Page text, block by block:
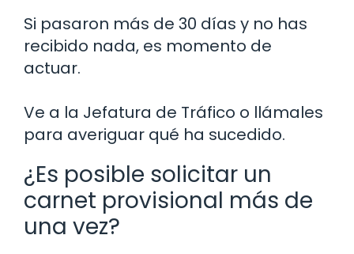
Si pasaron más de 30 días y no has
recibido nada, es momento de
actuar.
Ve a la Jefatura de Tráfico o llámales
para averiguar qué ha sucedido.
¿Es posible solicitar un
carnet provisional más de
una vez?